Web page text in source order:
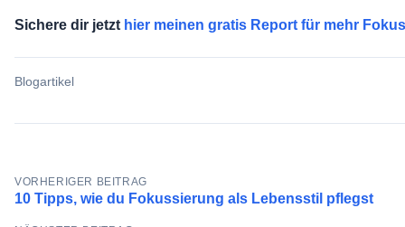
Sichere dir jetzt hier meinen gratis Report für mehr Fokus
Blogartikel
VORHERIGER BEITRAG
10 Tipps, wie du Fokussierung als Lebensstil pflegst